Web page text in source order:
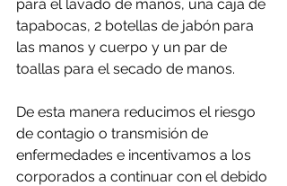
para el lavado de manos, una caja de
tapabocas, 2 botellas de jabón para
las manos y cuerpo y un par de
toallas para el secado de manos.
De esta manera reducimos el riesgo
de contagio o transmisión de
enfermedades e incentivamos a los
corporados a continuar con el debido